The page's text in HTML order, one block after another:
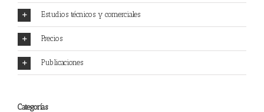
Estudios técnicos y comerciales
Precios
Publicaciones
Categorías